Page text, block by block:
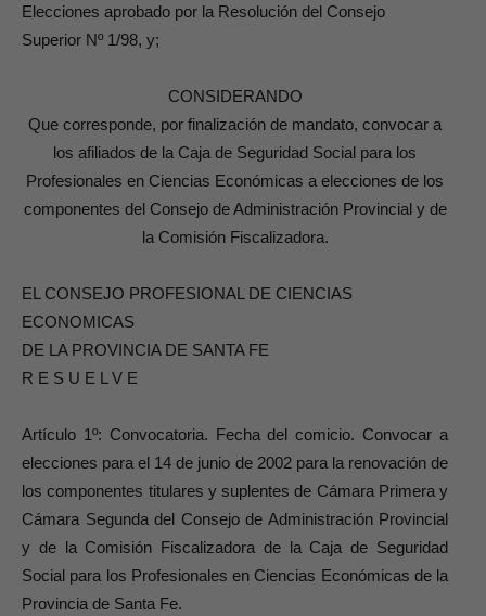
Elecciones aprobado por la Resolución del Consejo
Superior Nº 1/98, y;
CONSIDERANDO
Que corresponde, por finalización de mandato, convocar a
los afiliados de la Caja de Seguridad Social para los
Profesionales en Ciencias Económicas a elecciones de los
componentes del Consejo de Administración Provincial y de
la Comisión Fiscalizadora.
EL CONSEJO PROFESIONAL DE CIENCIAS
ECONOMICAS
DE LA PROVINCIA DE SANTA FE
R E S U E L V E
Artículo 1º: Convocatoria. Fecha del comicio. Convocar a
elecciones para el 14 de junio de 2002 para la renovación de
los componentes titulares y suplentes de Cámara Primera y
Cámara Segunda del Consejo de Administración Provincial
y de la Comisión Fiscalizadora de la Caja de Seguridad
Social para los Profesionales en Ciencias Económicas de la
Provincia de Santa Fe.